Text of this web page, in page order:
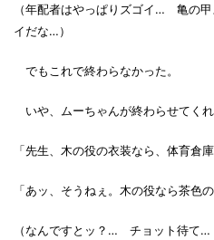
（年配者はやっぱりズゴイ… 亀の
イだな…）
でもこれで終わらなかった。
いや、ムーちゃんが終わらせてくれ
「先生、木の役の衣装なら、体育倉
「あッ、そうねぇ。木の役なら茶色
（なんですとッ？… チョット待て